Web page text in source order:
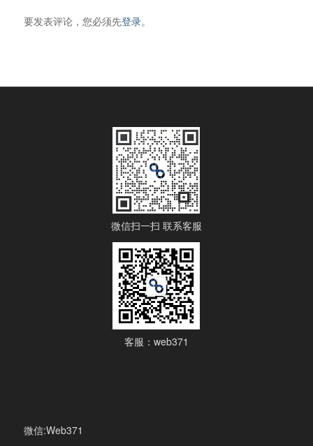
要发表评论，您必须先登录。
微信扫一扫 联系客服
客服：web371
微信:Web371